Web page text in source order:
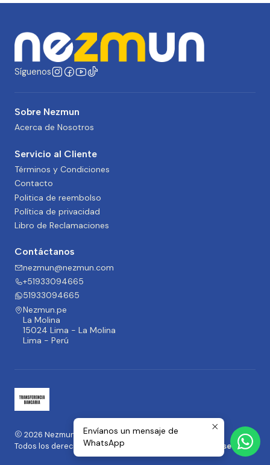
Síguenos
Sobre Nezmun
Acerca de Nosotros
Servicio al Cliente
Términos y Condiciones
Contacto
Politica de reembolso
Política de privacidad
Libro de Reclamaciones
Contáctanos
nezmun@nezmun.com
+51933094665
51933094665
Nezmun.pe
La Molina
15024 Lima - La Molina
Lima - Perú
2026 Nezmun.pe | Moda y Accesorios.
Todos los derechos reservados.
Desarrollado por Jumpseller.
Envíanos un mensaje de
WhatsApp